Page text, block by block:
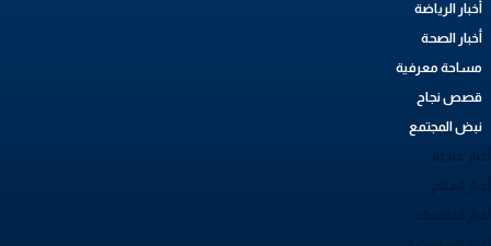
أخبار الرياضة
أخبار الصحة
مساحة معرفية
قصص نجاح
نبض المجتمع
عاجلة
العالم
الاقتصاد